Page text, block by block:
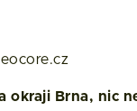
okraji Brna, nic